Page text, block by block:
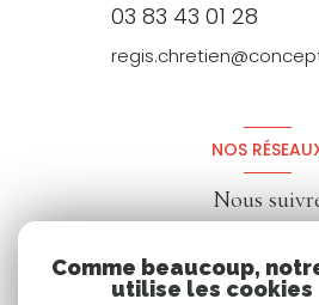
03 83 43 01 28
NOS
Nous
Comme beaucoup,
utilise les cookies